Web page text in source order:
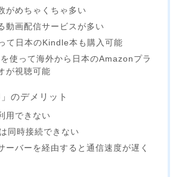
がめちゃくちゃ多い
動画配信サービスが多い
て日本のKindle本も購入可能
使って海外から日本のAmazonプラ
が視聴可能
のデメリット
用できない
同時接続できない
ーバーを経由すると通信速度が遅く